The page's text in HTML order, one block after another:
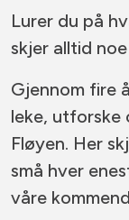
Lurer du på
skjer alltid
Gjennom fire
leke, utforske
Fløyen. Her
små hver
våre